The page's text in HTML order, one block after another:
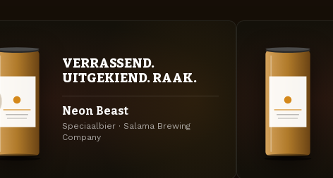
VERRASSEND.
UITGEKIEND. RAAK.
Neon Beast
Speciaalbier · Salama Brewing
Company